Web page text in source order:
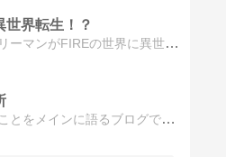
世界転生！？
普通のサラリーマンがFIREの世界に異世界転生した！？ゆるい投資とゆるい副業でFIREを目指すサラリーマンブログ
主に副業のことをメインに語るブログです。